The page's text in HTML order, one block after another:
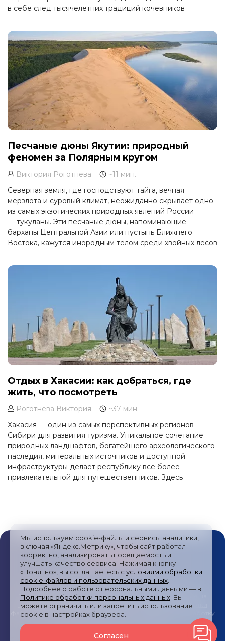
Мы используем cookie-файлы и сервисы аналитики,
включая «Яндекс.Метрику», чтобы сайт работал
корректно, анализировать посещаемость и
улучшать качество сервиса. Нажимая кнопку
«Понятно», вы соглашаетесь с условиями обработки
cookie-файлов и пользовательских данных
Подробнее о работе с персональными данными — в
Политике обработки персональных данных . Вы
можете ограничить или запретить использование
cookie в настройках браузера.
Согласен
в себе след тысячелетних традиций кочевников
Песчаные дюны Якутии: природный
феномен за Полярным кругом
Виктория Роготнева
~11 мин.
Северная земля, где господствуют тайга, вечная
мерзлота и суровый климат, неожиданно скрывает одно
из самых экзотических природных явлений России
— тукуланы. Эти песчаные дюны, напоминающие
барханы Центральной Азии или пустынь Ближнего
Востока, кажутся инородным телом среди хвойных лесов
Республики Саха, на берегах рек и озер, рождаются и
Отдых в Хакасии: как добраться, где
жить, что посмотреть
Роготнева Виктория
~37 мин.
Хакасия — один из самых перспективных регионов
Сибири для развития туризма. Уникальное сочетание
природных ландшафтов, богатейшего археологического
наследия, минеральных источников и доступной
инфраструктуры делает республику всё более
привлекательной для путешественников. Здесь
даёт возможность развивать экологические,
этнографические и активные формы отдыха с учётом
бережного отношения к природе и культуре.
Публичная оферта/Пользовательское соглашение/
Политика обработки персональных данных/Согласие на
получение рекламных сообщений/ Политика обработки
файлов cookies и метрических систем
Согласие на обработку
Туры РоссииВсе права защищены